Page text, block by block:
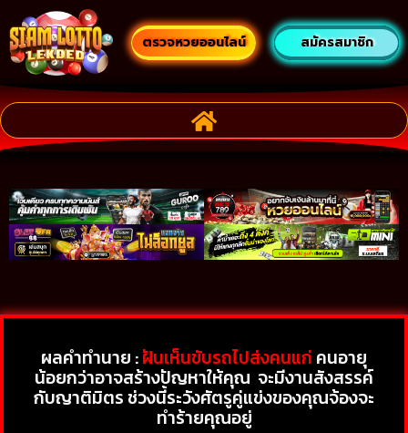
ตรวจหวยออนไลน์ สมัครสมาชิก
ผลคำทำนาย :ฝันเห็นขับรถไปส่งคนแก่ คนอายุ
น้อยกว่าอาจสร้างปัญหาให้คุณ จะมีงานสังสรรค์
กับญาติมิตร ช่วงนี้ระวังศัตรูคู่แข่งของคุณจ้องจะ
ทำร้ายคุณอยู่